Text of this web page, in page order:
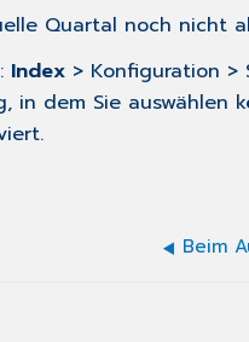
Quartal noch nicht
Index > Konfiguration
in dem Sie